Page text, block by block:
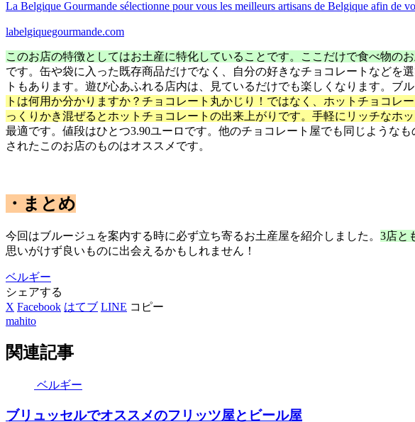
La Belgique Gourmande sélectionne pour vous les meilleurs artisans de Belgique afin de
labelgiquegourmande.com
このお店の特徴としてはお土産に特化していることです。ここだけで食べ物の
です。缶や袋に入った既存商品だけでなく、自分の好きなチョコレートなどを
トもあります。遊び心あふれる店内は、見ているだけでも楽しくなります。ブ
トは何用か分かりますか？チョコレート丸かじり！ではなく、ホットチョコ
っくりかき混ぜるとホットチョコレートの出来上がりです。手軽にリッチなホ
最適です。値段はひとつ3.90ユーロです。他のチョコレート屋でも同じような
されたこのお店のものはオススメです。
・まとめ
今回はブルージュを案内する時に必ず立ち寄るお土産屋を紹介しました。 3店と
思いがけず良いものに出会えるかもしれません！
ベルギー
シェアする
X Facebook はてブ LINE コピー
mahito
関連記事
ベルギー
ブリュッセルでオススメのフリッツ屋とビール屋